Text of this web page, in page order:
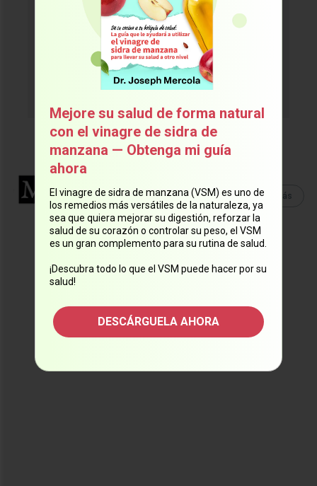
¡Suscríbase ahora!
Leemás artículosde este
autor.
Lee Más
Mejore su salud de forma natural
con el vinagre de sidra de
manzana — Obtenga mi guía
ahora
El vinagre de sidra de manzana (VSM) es uno de
los remedios más versátiles de la naturaleza, ya
sea que quiera mejorar su digestión, reforzar la
salud de su corazón o controlar su peso, el VSM
es un gran complemento para su rutina de salud.
¡Descubra todo lo que el VSM puede hacer por su
salud!
DESCÁRGUELA AHORA